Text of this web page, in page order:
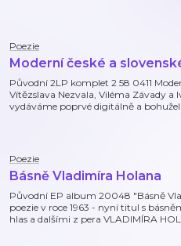
Poezie
Moderní české a
Původní 2LP komplet 2 58 0411
Vítězslava Nezvala, Viléma Závady
vydáváme poprvé digitálně a bohužel
Poezie
Básně Vladimíra Holana
Původní EP album 20048 "Básně
poezie v roce 1963 - nyní titul s
hlas a dalšími z pera VLADIMÍRA